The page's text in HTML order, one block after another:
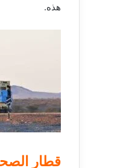
هذه.
قطار